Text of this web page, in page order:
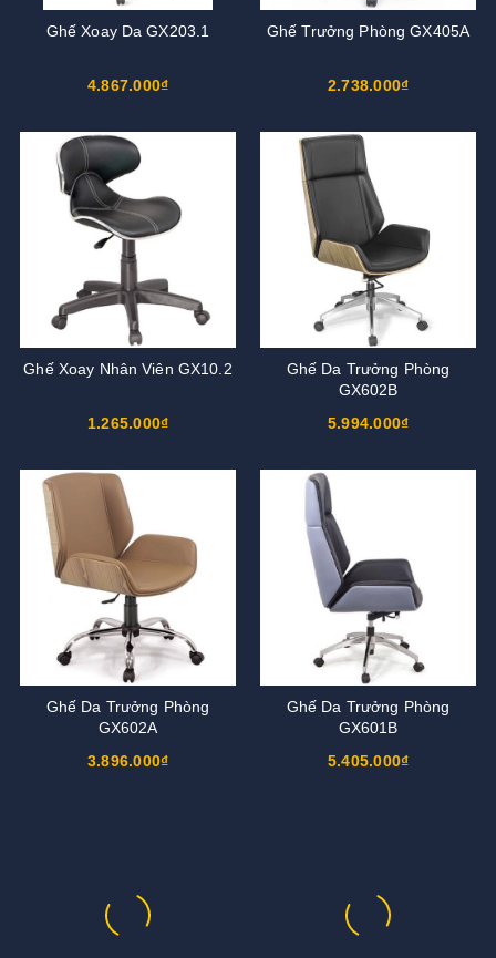
Ghế Xoay Da GX203.1
4.867.000₫
Ghế Trưởng Phòng GX405A
2.738.000₫
Ghế Xoay Nhân Viên GX10.2
1.265.000₫
Ghế Da Trưởng Phòng
GX602B
5.994.000₫
Ghế Da Trưởng Phòng
GX602A
3.896.000₫
Ghế Da Trưởng Phòng
GX601B
5.405.000₫